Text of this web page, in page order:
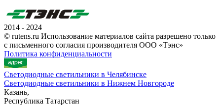
2014 - 2024
© rutens.ru Использование материалов сайта разрешено только
с письменного согласия производителя ООО «Тэнс»
Политика конфиденциальности
Светодиодные светильники в Челябинске
Светодиодные светильники в Нижнем Новгороде
Казань,
Республика Татарстан